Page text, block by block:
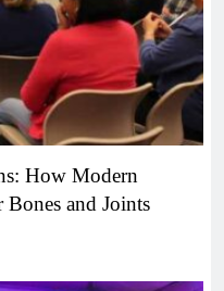
How Modern
and Joints